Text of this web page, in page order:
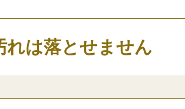
は落とせません